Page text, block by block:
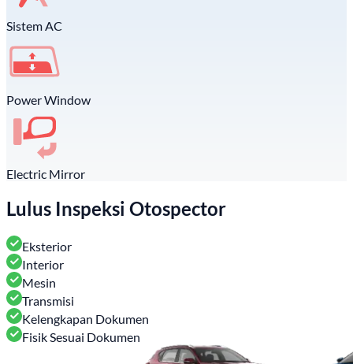
Sistem AC
Power Window
Electric Mirror
Lulus Inspeksi Otospector
Eksterior
Interior
Mesin
Transmisi
Kelengkapan Dokumen
Fisik Sesuai Dokumen